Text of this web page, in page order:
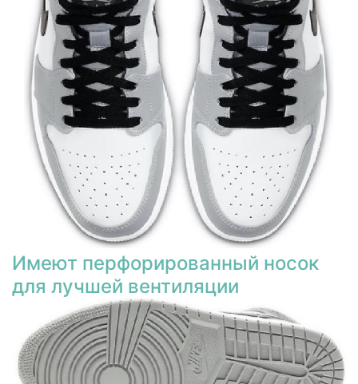
Имеют перфорированный носок
для лучшей вентиляции